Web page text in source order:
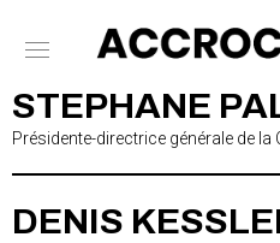
STEPHANE
Présidente-directrice générale de la
DENIS